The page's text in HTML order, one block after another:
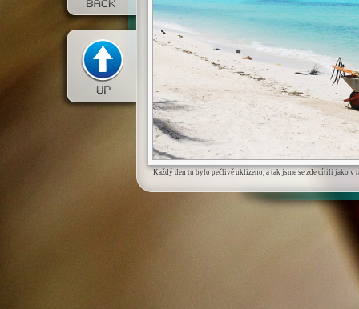
Každý den tu bylo pečlivě uklizeno, a tak jsme se zde cítili jako